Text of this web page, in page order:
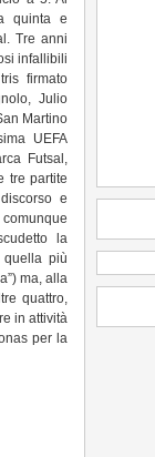
quinta e
Tre anni
infallibili
firmato
Julio
Martino
UEFA
Futsal,
tre partite
e
la
più
ma, alla
quattro,
in attività
per la